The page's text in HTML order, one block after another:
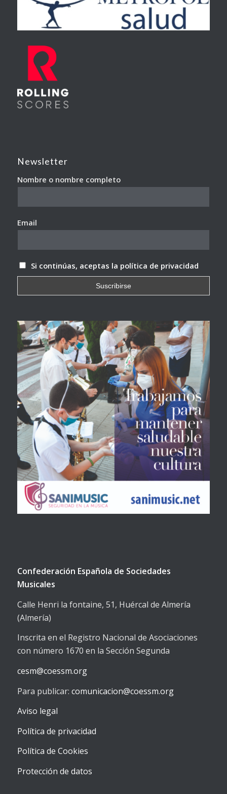
Newsletter
Nombre o nombre completo
Email
Si continúas, aceptas la política de privacidad
Confederación Española de Sociedades
Musicales
Calle Henri la fontaine, 51, Huércal de Almería
(Almería)
Inscrita en el Registro Nacional de Asociaciones
con número 1670 en la Sección Segunda
cesm@coessm.org
Para publicar: comunicacion@coessm.org
Aviso legal
Política de privacidad
Política de Cookies
Protección de datos